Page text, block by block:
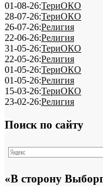
01-08-26:ТериОКО
28-07-26:ТериОКО
26-07-26:Религия
22-06-26:Религия
31-05-26:ТериОКО
22-05-26:Религия
01-05-26:ТериОКО
01-05-26:Религия
15-03-26:ТериОКО
23-02-26:Религия
Поиск по сайту
«В сторону